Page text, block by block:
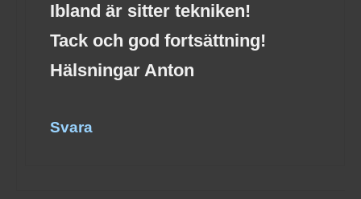
Ibland är sitter tekniken!
Tack och god fortsättning!
Hälsningar Anton
Svara